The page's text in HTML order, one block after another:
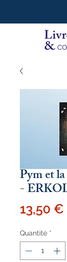
Pym et
-
13,50 €
Quantité *